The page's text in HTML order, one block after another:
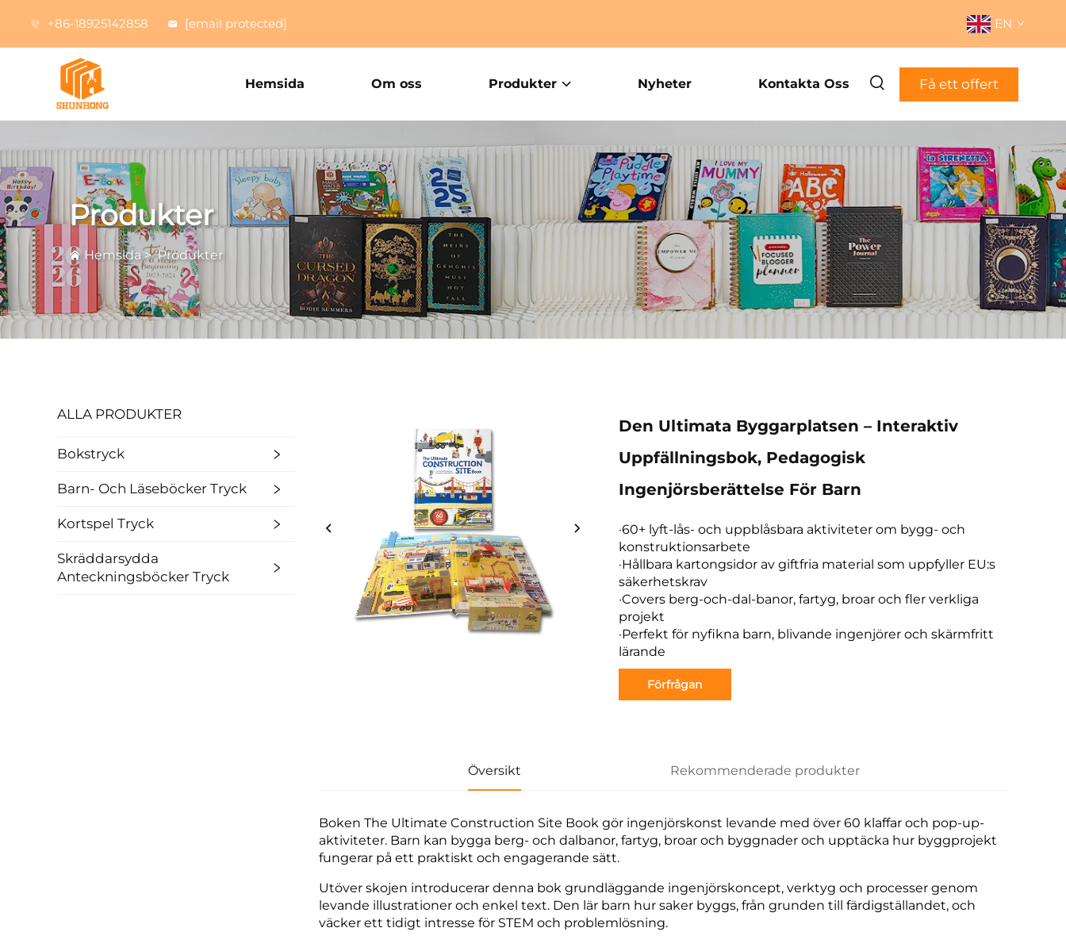
+86-18925142858 [email protected] EN
Hemsida Om oss Produkter Nyheter Kontakta Oss Få ett offert
Produkter
Hemsida>Produkter
ALLA PRODUKTER
Bokstryck
Barn- Och Läseböcker Tryck
Kortspel Tryck
Skräddarsydda
Anteckningsböcker Tryck
Den Ultimata Byggarplatsen – Interaktiv
Uppfällningsbok, Pedagogisk
Ingenjörsberättelse För Barn
·60+ lyft-lås- och uppblåsbara aktiviteter om bygg- och
konstruktionsarbete
·Hållbara kartongsidor av giftfria material som uppfyller EU:s
säkerhetskrav
·Covers berg-och-dal-banor, fartyg, broar och fler verkliga
projekt
·Perfekt för nyfikna barn, blivande ingenjörer och skärmfritt
lärande
Förfrågan
Översikt Rekommenderade produkter
Boken The Ultimate Construction Site Book gör ingenjörskonst levande med över 60 klaffar och pop-up-
aktiviteter. Barn kan bygga berg- och dalbanor, fartyg, broar och byggnader och upptäcka hur byggprojekt
fungerar på ett praktiskt och engagerande sätt.
Utöver skojen introducerar denna bok grundläggande ingenjörskoncept, verktyg och processer genom
levande illustrationer och enkel text. Den lär barn hur saker byggs, från grunden till färdigställandet, och
väcker ett tidigt intresse för STEM och problemlösning.